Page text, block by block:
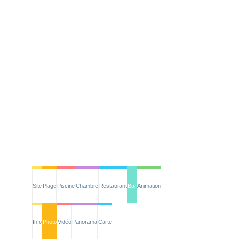
Site Plage PiscineChambre Restaurant BarAnimation
Info PhotoVidéo PanoramaCarte